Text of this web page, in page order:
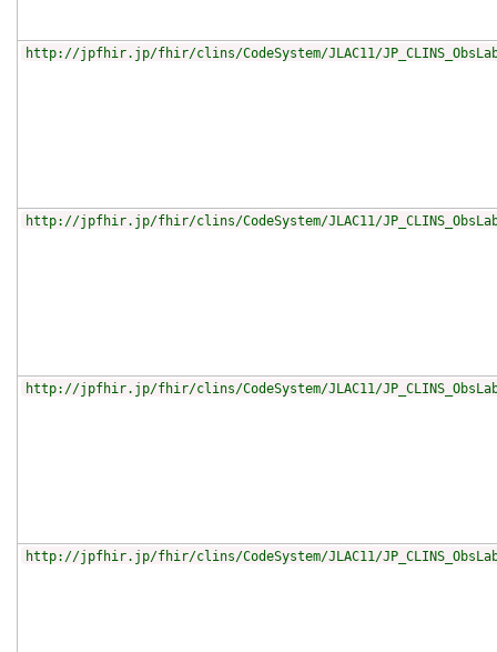
http://jpfhir.jp/fhir/clins/CodeSystem/JLAC11/
http://jpfhir.jp/fhir/clins/CodeSystem/JLAC11/
http://jpfhir.jp/fhir/clins/CodeSystem/JLAC11/
http://jpfhir.jp/fhir/clins/CodeSystem/JLAC11/